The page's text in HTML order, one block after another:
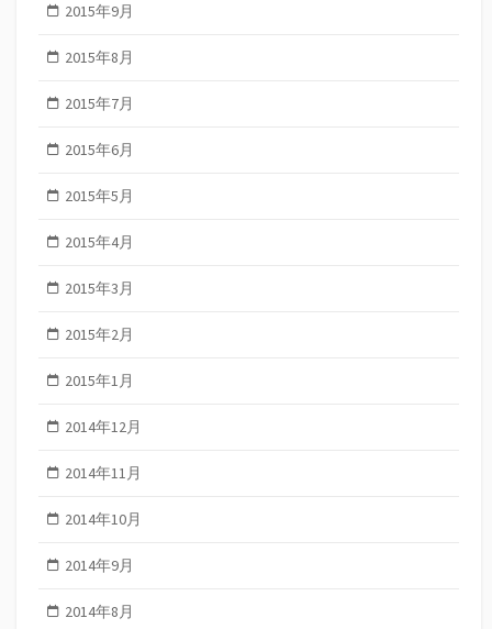
2015年9月
2015年8月
2015年7月
2015年6月
2015年5月
2015年4月
2015年3月
2015年2月
2015年1月
2014年12月
2014年11月
2014年10月
2014年9月
2014年8月